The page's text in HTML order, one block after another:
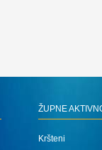
ŽUPNE
Kršteni